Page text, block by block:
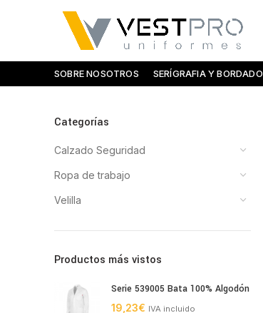
SOBRE NOSOTROS SERÍGRAFIA Y BORDADO
Categorías
Calzado Seguridad
Ropa de trabajo
Velilla
Productos más vistos
Serie 539005 Bata 100% Algodón
19,23€ IVA incluido